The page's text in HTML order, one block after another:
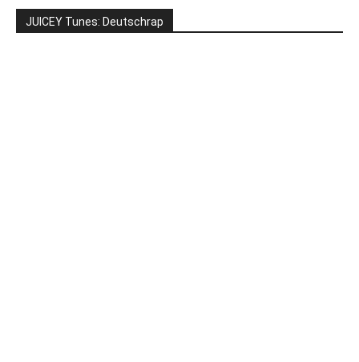
JUICEY Tunes: Deutschrap